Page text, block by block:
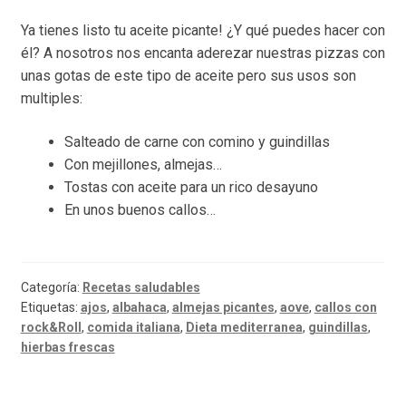
Ya tienes listo tu aceite picante! ¿Y qué puedes hacer con
él? A nosotros nos encanta aderezar nuestras pizzas con
unas gotas de este tipo de aceite pero sus usos son
multiples:
Salteado de carne con comino y guindillas
Con mejillones, almejas…
Tostas con aceite para un rico desayuno
En unos buenos callos…
Categoría: Recetas saludables
Etiquetas: ajos, albahaca, almejas picantes, aove, callos con
rock&Roll , comida italiana, Dieta mediterranea, guindillas,
hierbas frescas